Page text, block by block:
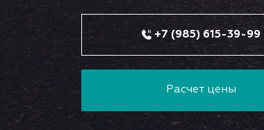
+7 (985) 615-39-99
Расчет цены